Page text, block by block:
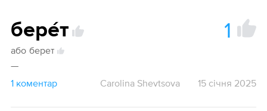
бере́т 1
або берет
—
1 коментар
Carolina Shevtsova 15 січня 2025